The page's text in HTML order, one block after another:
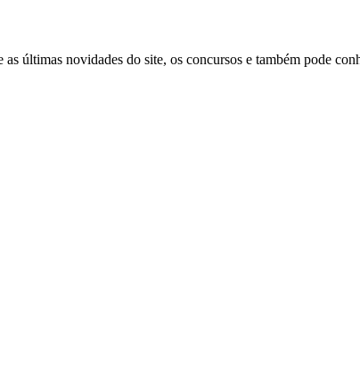
últimas novidades do site, os concursos e também pode